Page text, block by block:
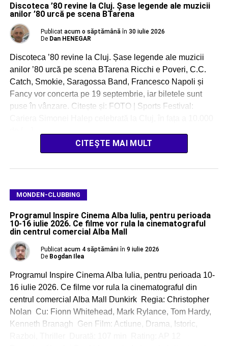
Discoteca ’80 revine la Cluj. Șase legende ale muzicii
anilor ’80 urcă pe scena BTarena
Publicat acum o săptămână în 30 iulie 2026
De Dan HENEGAR
Discoteca ’80 revine la Cluj. Șase legende ale muzicii
anilor ’80 urcă pe scena BTarena Ricchi e Poveri, C.C.
Catch, Smokie, Saragossa Band, Francesco Napoli și
Fancy vor concerta pe 19 septembrie, iar biletele sunt
puse în vânzare. Citește și: FOTO | Sports Festival:
CITEȘTE MAI MULT
MONDEN-CLUBBING
Programul Inspire Cinema Alba Iulia, pentru perioada
10-16 iulie 2026. Ce filme vor rula la cinematograful
din centrul comercial Alba Mall
Publicat acum 4 săptămâni în 9 iulie 2026
De Bogdan Ilea
Programul Inspire Cinema Alba Iulia, pentru perioada 10-
16 iulie 2026. Ce filme vor rula la cinematograful din
centrul comercial Alba Mall Dunkirk Regia: Christopher
Nolan Cu: Fionn Whitehead, Mark Rylance, Tom Hardy,
Kenneth Branagh Gen Film: Actiune, Drama, Istoric,